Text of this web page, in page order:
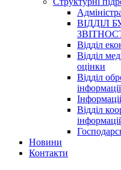
ВІДДІЛ
Відділ
Відділ
оцінки
Відділ
інформації
Відділ
Новини
Контакти